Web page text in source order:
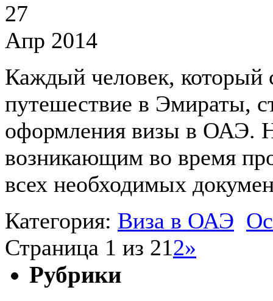
27
Апр 2014
Каждый человек, который
путешествие в Эмираты,
оформления визы в ОАЭ.
возникающим во время
всех необходимых
Категория: Виза в ОАЭ
Страница 1 из 212»
Рубрики